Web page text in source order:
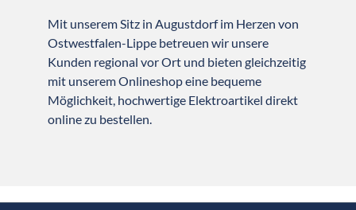
Mit unserem Sitz in Augustdorf im Herzen von
Ostwestfalen-Lippe betreuen wir unsere
Kunden regional vor Ort und bieten gleichzeitig
mit unserem Onlineshop eine bequeme
Möglichkeit, hochwertige Elektroartikel direkt
online zu bestellen.